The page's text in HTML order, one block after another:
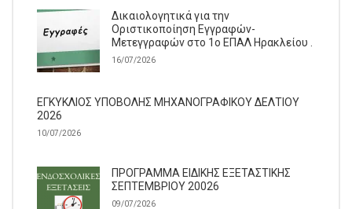
Δικαιολογητικά για την
Οριστικοποίηση Εγγραφών-
Μετεγγραφών στο 1ο ΕΠΑΛ Ηρακλείου .
16/07/2026
ΕΓΚΥΚΛΙΟΣ ΥΠΟΒΟΛΗΣ ΜΗΧΑΝΟΓΡΑΦΙΚΟΥ ΔΕΛΤΙΟΥ
2026
10/07/2026
ΠΡΟΓΡΑΜΜΑ ΕΙΔΙΚΗΣ ΕΞΕΤΑΣΤΙΚΗΣ
ΣΕΠΤΕΜΒΡΙΟΥ 20026
09/07/2026